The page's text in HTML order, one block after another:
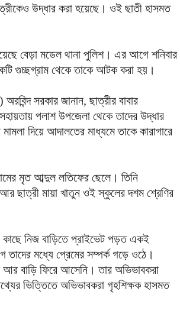
উদ্ধার করা হয়েছে। ওই ছাতী হাসমত
বেড়া মডেল থানা পুলিশ। এর আগে শনিবার
গুচ্ছগ্রাম থেকে তাকে আটক করা হয়।
সরকার জানান, ছাত্রীর বাবার
পলাশ উপজেলা থেকে তাদের উদ্ধার
দিয়ে আদালতের মাধ্যমে তাকে কারাগারে
মৃত আব্দুল লতিফের ছেলে। তিনি
আর ছাত্রী মায়া খাতুন ওই স্কুলের দশম শ্রেণির
কাছে নিজ বাড়িতে প্রাইভেট পড়ত একই
তাদের মধ্যে প্রেমের সম্পর্ক গড়ে ওঠে।
বাড়ি ফিরে আসেনি। তার অভিভাবকরা
ভিত্তিতে অভিভাবকরা গৃহশিক্ষক হাসমত